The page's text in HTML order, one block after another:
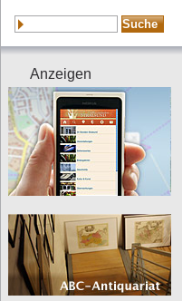
Anzeigen